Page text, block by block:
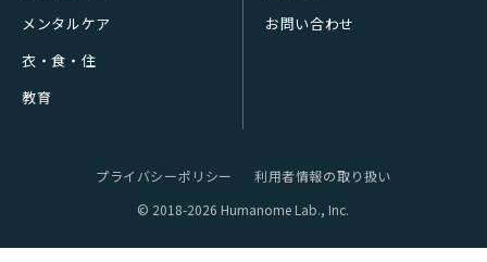
メンタルケア
衣・食・住
教育
お問い合わせ
プライバシーポリシー
利用者情報の取り扱い
© 2018-2026 Humanome Lab., Inc.